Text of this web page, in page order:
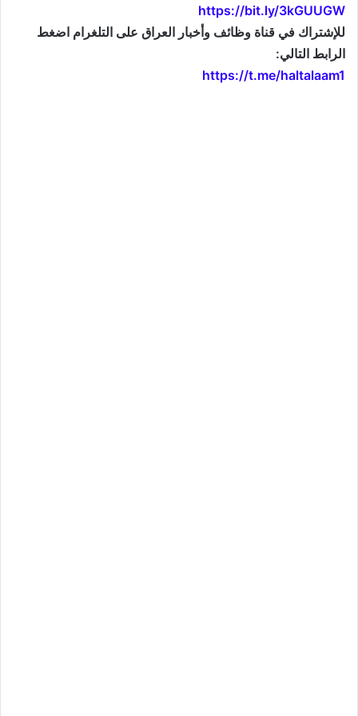
https://bit.ly/3kGUUGW
للإشتراك في قناة وظائف وأخبار العراق على التلغرام اضغط
الرابط التالي:
https://t.me/haltalaam1